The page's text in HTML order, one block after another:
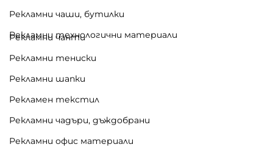
Рекламни чаши, бутилки
Рекламни технологични материали
Рекламни чанти
Рекламни тениски
Рекламни шапки
Рекламен текстил
Рекламни чадъри, дъждобрани
Рекламни офис материали